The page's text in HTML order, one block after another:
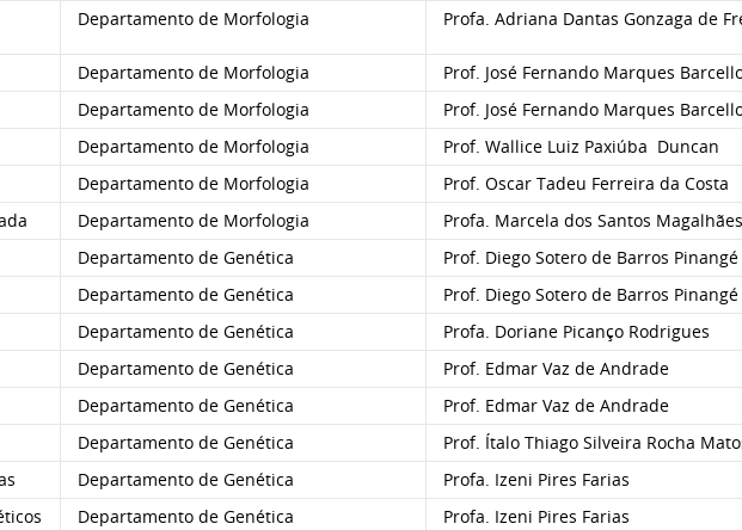
Departamento de Morfologia Profa. Adriana Dantas Gonzaga de
Departamento de Morfologia
Prof. José Fernando Marques
Departamento de Morfologia
Prof. José Fernando Marques
Departamento de Morfologia
Prof. Wallice Luiz Paxiúba Duncan
Departamento de Morfologia
Prof. Oscar Tadeu Ferreira da Costa
Departamento de Morfologia
Profa. Marcela dos Santos Magalhães
Departamento de Genética
Prof. Diego Sotero de Barros Pinangé
Departamento de Genética
Prof. Diego Sotero de Barros Pinangé
Departamento de Genética
Profa. Doriane Picanço Rodrigues
Departamento de Genética
Prof. Edmar Vaz de Andrade
Departamento de Genética
Prof. Edmar Vaz de Andrade
Departamento de Genética
Prof. Ítalo Thiago Silveira Rocha
Departamento de Genética
Profa. Izeni Pires Farias
Departamento de Genética
Profa. Izeni Pires Farias